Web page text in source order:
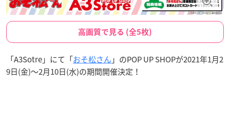
高画質で見る (全5枚)
「A3Sotre」にて「おそ松さん 」のPOP UP SHOPが2021年1月2
9日(金)〜2月10日(水)の期間開催決定！